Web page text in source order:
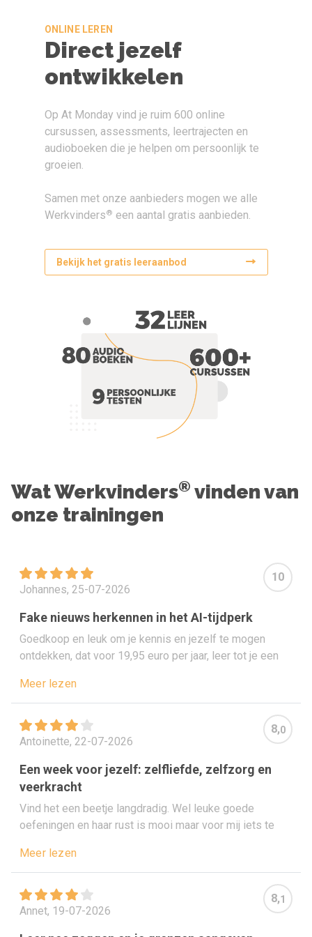
ONLINE LEREN
Direct jezelf
ontwikkelen
Op At Monday vind je ruim 600 online
cursussen, assessments, leertrajecten en
audioboeken die je helpen om persoonlijk te
groeien.
Samen met onze aanbieders mogen we alle
Werkvinders® een aantal gratis aanbieden.
Bekijk het gratis leeraanbod
Wat Werkvinders® vinden van
onze trainingen
Johannes, 25-07-2026
Fake nieuws herkennen in het AI-tijdperk
Goedkoop en leuk om je kennis en jezelf te mogen
ontdekken, dat voor 19,95 euro per jaar, leer tot je een
Meer lezen
10
Antoinette, 22-07-2026
Een week voor jezelf: zelfliefde, zelfzorg en
veerkracht
Vind het een beetje langdradig. Wel leuke goede
oefeningen en haar rust is mooi maar voor mij iets te
Meer lezen
8,0
Annet, 19-07-2026
8,1